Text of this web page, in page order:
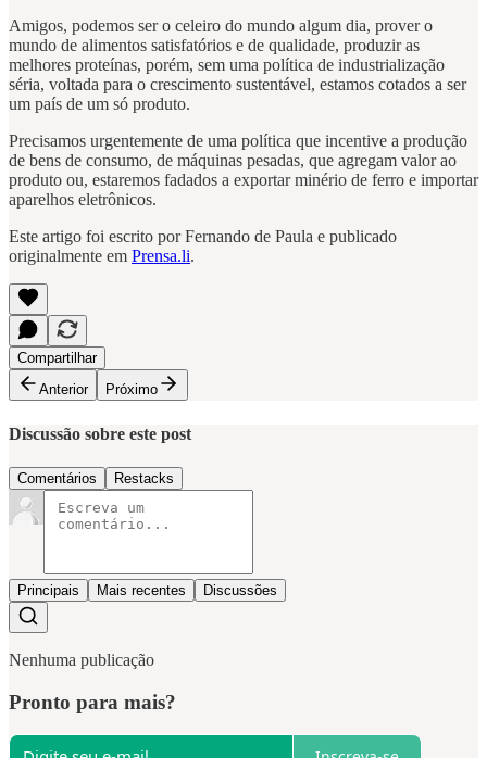
Amigos, podemos ser o celeiro do mundo algum dia, prover o
mundo de alimentos satisfatórios e de qualidade, produzir as
melhores proteínas, porém, sem uma política de industrialização
séria, voltada para o crescimento sustentável, estamos cotados a ser
um país de um só produto.
Precisamos urgentemente de uma política que incentive a produção
de bens de consumo, de máquinas pesadas, que agregam valor ao
produto ou, estaremos fadados a exportar minério de ferro e importar
aparelhos eletrônicos.
Este artigo foi escrito por Fernando de Paula e publicado
originalmente em Prensa.li.
Compartilhar
Anterior
Próximo
Discussão sobre este post
Comentários Restacks
Principais Mais recentes Discussões
Nenhuma publicação
Pronto para mais?